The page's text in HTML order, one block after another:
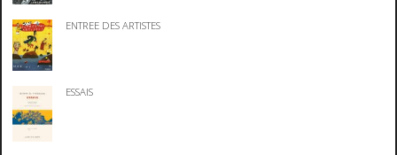
ENTREE DES ARTISTES
ESSAIS